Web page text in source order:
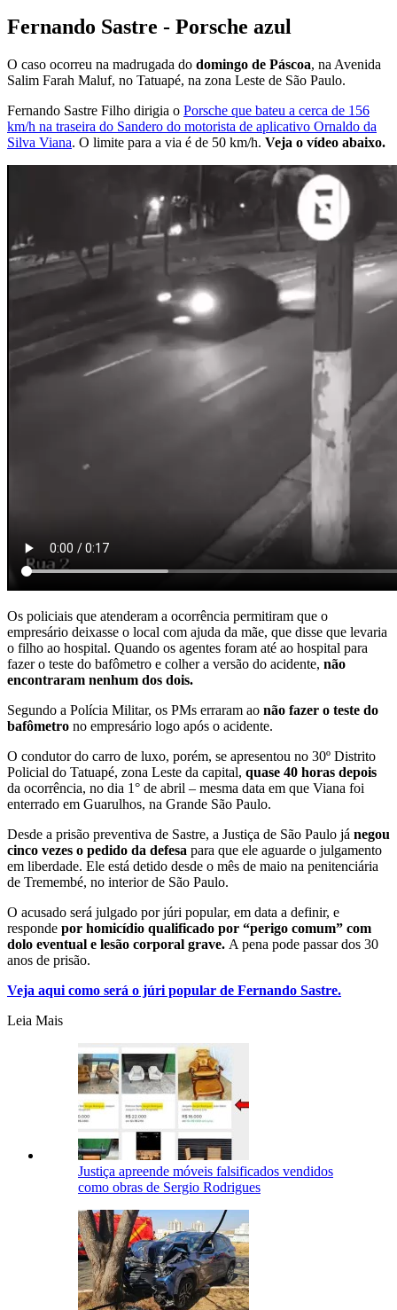
Fernando Sastre - Porsche azul
O caso ocorreu na madrugada do domingo de Páscoa, na Avenida
Salim Farah Maluf, no Tatuapé, na zona Leste de São Paulo.
Fernando Sastre Filho dirigia o Porsche que bateu a cerca de 156
km/h na traseira do Sandero do motorista de aplicativo Ornaldo da
Silva Viana. O limite para a via é de 50 km/h. Veja o vídeo abaixo.
Os policiais que atenderam a ocorrência permitiram que o
empresário deixasse o local com ajuda da mãe, que disse que levaria
o filho ao hospital. Quando os agentes foram até ao hospital para
fazer o teste do bafômetro e colher a versão do acidente, não
encontraram nenhum dos dois.
Segundo a Polícia Militar, os PMs erraram ao não fazer o teste do
bafômetro no empresário logo após o acidente.
O condutor do carro de luxo, porém, se apresentou no 30º Distrito
Policial do Tatuapé, zona Leste da capital, quase 40 horas depois
da ocorrência, no dia 1° de abril – mesma data em que Viana foi
enterrado em Guarulhos, na Grande São Paulo.
Desde a prisão preventiva de Sastre, a Justiça de São Paulo já negou
cinco vezes o pedido da defesa para que ele aguarde o julgamento
em liberdade. Ele está detido desde o mês de maio na penitenciária
de Tremembé, no interior de São Paulo.
O acusado será julgado por júri popular, em data a definir, e
responde por homicídio qualificado por “perigo comum” com
dolo eventual e lesão corporal grave. A pena pode passar dos 30
anos de prisão.
Veja aqui como será o júri popular de Fernando Sastre.
Leia Mais
Justiça apreende móveis falsificados vendidos
como obras de Sergio Rodrigues